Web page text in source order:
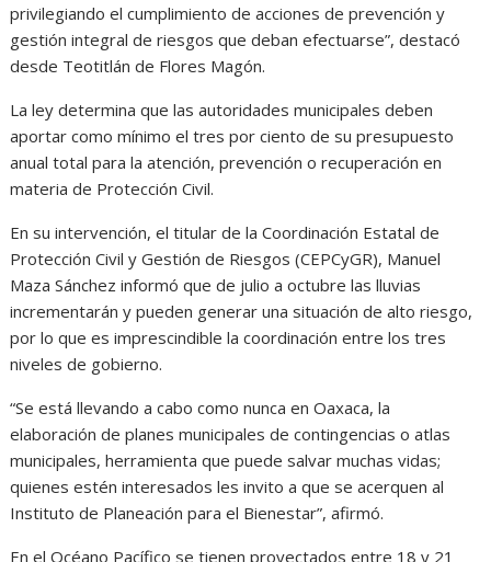
privilegiando el cumplimiento de acciones de prevención y
gestión integral de riesgos que deban efectuarse”, destacó
desde Teotitlán de Flores Magón.
La ley determina que las autoridades municipales deben
aportar como mínimo el tres por ciento de su presupuesto
anual total para la atención, prevención o recuperación en
materia de Protección Civil.
En su intervención, el titular de la Coordinación Estatal de
Protección Civil y Gestión de Riesgos (CEPCyGR), Manuel
Maza Sánchez informó que de julio a octubre las lluvias
incrementarán y pueden generar una situación de alto riesgo,
por lo que es imprescindible la coordinación entre los tres
niveles de gobierno.
“Se está llevando a cabo como nunca en Oaxaca, la
elaboración de planes municipales de contingencias o atlas
municipales, herramienta que puede salvar muchas vidas;
quienes estén interesados les invito a que se acerquen al
Instituto de Planeación para el Bienestar”, afirmó.
En el Océano Pacífico se tienen proyectados entre 18 y 21